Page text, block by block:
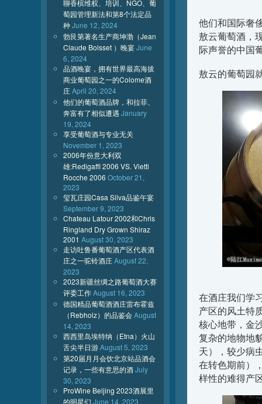
他们和国际奢
敖云葡萄酒，
际声誉的中国
敖云的葡萄园
在酒庄我们学
产区的风土特
核心地带，金
复杂的地物地
天），较少病
在转色期前）
样性的难得产
聊香槟维权、培训、NGO、葡
萄园管理新法和第8个法定品
种June 12, 2024
勃艮第著名生产商坤渤（Jean
Claude Boisset ）晚宴June
6, 2024
品酒晚宴，拥有世界最高海拔
商业葡萄园之一的Colome酒
庄April 20, 2024
他们的葡萄酒品牌，和拉菲、
奔富有了相似遭遇 January
19, 2024
享受葡萄酒与专业无关
November 1, 2023
2006年份意大利双
雄:Redigaffi 2006 VS. Vietti
Rocche 2006 October 21,
2023
玺瓦庄园Casa Silva品鉴午宴
September 9, 2023
Chateau Latour 2002和Chris
Ringland Dry Grown Shiraz
2001 August 30, 2023
走访吐鲁番葡萄酒产区代表酒
庄之一驼铃酒庄August 22,
2023
2023新疆丝绸之路葡萄酒大赛
评委工作August 16, 2023
德国精品葡萄酒酒庄雷布霍兹
（Rebholz）的品鉴会August
14, 2023
西西里岛埃特纳（Etna）火山
舌尖半日游August 5, 2023
第20届月月会饮北京站品酒会
记录，一些有意思的酒July
30, 2023
ProWine Beijing 2023酒展里
的明星们 June 14, 2023